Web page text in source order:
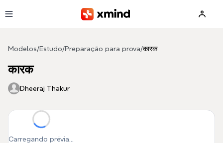
Modelos/Estudo/Preparação para prova/कारक
कारक
Dheeraj Thakur
Carregando prévia...